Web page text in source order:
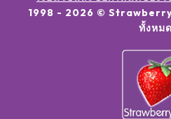
1998 - 2026 ©
ทั้งหมด